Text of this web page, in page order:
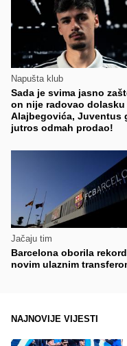
Napušta klub
Sada je svima jasno
on nije radovao dolasku
Alajbegovića, Juventus
jutros odmah prodao!
Jačaju tim
Barcelona oborila rekord
novim ulaznim
NAJNOVIJE VIJESTI